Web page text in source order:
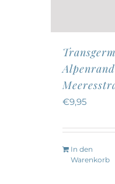
€9,95
In den
Warenkorb